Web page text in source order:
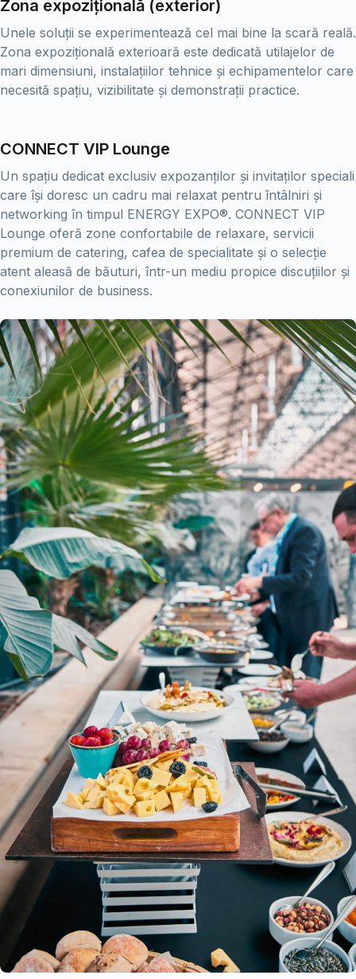
Zona expozițională (exterior)
Unele soluții se experimentează cel mai bine la scară reală.
Zona expozițională exterioară este dedicată utilajelor de
mari dimensiuni, instalațiilor tehnice și echipamentelor care
necesită spațiu, vizibilitate și demonstrații practice.
CONNECT VIP Lounge
Un spațiu dedicat exclusiv expozanților și invitaților speciali
care își doresc un cadru mai relaxat pentru întâlniri și
networking în timpul ENERGY EXPO®. CONNECT VIP
Lounge oferă zone confortabile de relaxare, servicii
premium de catering, cafea de specialitate și o selecție
atent aleasă de băuturi, într-un mediu propice discuțiilor și
conexiunilor de business.